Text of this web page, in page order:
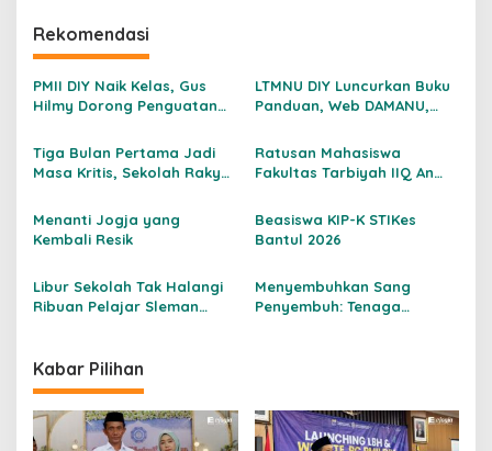
i
g
a
s
i
p
s
Rekomendasi
PMII DIY Naik Kelas, Gus
Hilmy Dorong Penguatan
Digitalisasi Gerakan
LTMNU DIY Luncurkan Buku
Panduan, Web DAMANU,
Crowdfunding
Tiga Bulan Pertama Jadi
Masa Kritis, Sekolah Rakyat
Kemandirian Siswa Sejak
Hari Pertama
Ratusan Mahasiswa
Fakultas Tarbiyah IIQ An
Jalani PLP 2026
Menanti Jogja yang
Kembali Resik
Beasiswa KIP-K STIKes
Bantul 2026
Libur Sekolah Tak Halangi
Ribuan Pelajar Sleman
Menyembuhkan Sang
Penyembuh: Tenaga
Kabar Pilihan